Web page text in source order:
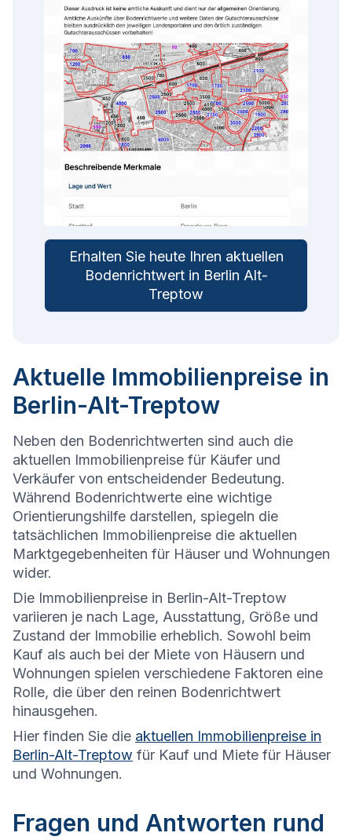
Erhalten Sie heute Ihren aktuellen
Bodenrichtwert in Berlin Alt-
Treptow
Aktuelle Immobilienpreise in
Berlin-Alt-Treptow
Neben den Bodenrichtwerten sind auch die
aktuellen Immobilienpreise für Käufer und
Verkäufer von entscheidender Bedeutung.
Während Bodenrichtwerte eine wichtige
Orientierungshilfe darstellen, spiegeln die
tatsächlichen Immobilienpreise die aktuellen
Marktgegebenheiten für Häuser und Wohnungen
wider.
Die Immobilienpreise in Berlin-Alt-Treptow
variieren je nach Lage, Ausstattung, Größe und
Zustand der Immobilie erheblich. Sowohl beim
Kauf als auch bei der Miete von Häusern und
Wohnungen spielen verschiedene Faktoren eine
Rolle, die über den reinen Bodenrichtwert
hinausgehen.
Hier finden Sie die aktuellen Immobilienpreise in
Berlin-Alt-Treptow für Kauf und Miete für Häuser
und Wohnungen.
Fragen und Antworten rund